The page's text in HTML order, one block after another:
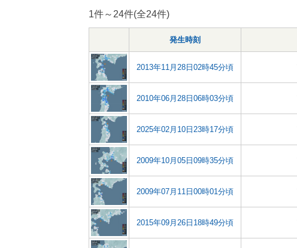
1件～24件(全24件)
発生時刻
2013年11月28日02時45分頃
2010年06月28日06時03分頃
2025年02月10日23時17分頃
2009年10月05日09時35分頃
2009年07月11日00時01分頃
2015年09月26日18時49分頃